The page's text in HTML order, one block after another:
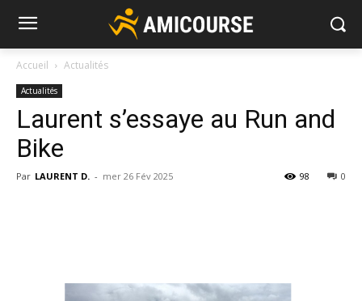
Accueil Actualités
Actualités
Laurent s’essaye au Run and
Bike
Par LAURENT D. - mer 26 Fév 2025 0
98